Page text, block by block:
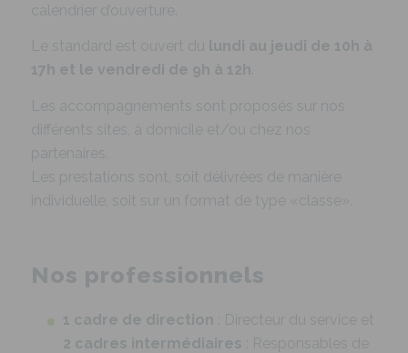
calendrier d’ouverture.
Le standard est ouvert du lundi au jeudi de 10h à
17h et le vendredi de 9h à 12h.
Les accompagnements sont proposés sur nos
différents sites, à domicile et/ou chez nos
partenaires.
Les prestations sont, soit délivrées de manière
individuelle, soit sur un format de type «classe».
Nos professionnels
1 cadre de direction : Directeur du service et
2 cadres intermédiaires : Responsables de